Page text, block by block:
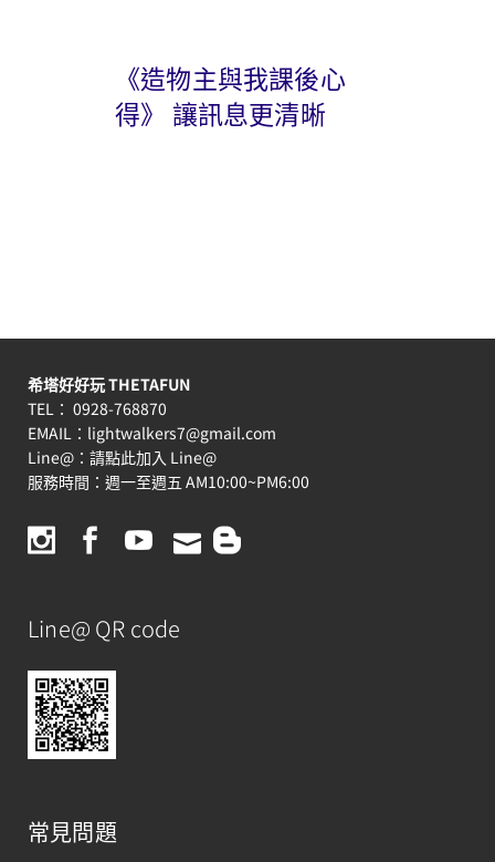
《造物主與我課後心
得》 讓訊息更清晰
希塔好好玩 THETAFUN
TEL： 0928-768870
EMAIL： lightwalkers7@gmail.com
Line@： 請點此加入 Line@
服務時間：週一至週五 AM10:00~PM6:00
Line@ QR code
常見問題